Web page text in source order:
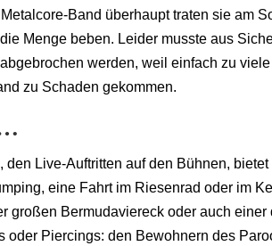
Band überhaupt traten sie am
Menge beben. Leider musste aus
abgebrochen werden, weil einfach zu
zu Schaden gekommen.
Live-Auftritten auf den Bühnen,
eine Fahrt im Riesenrad oder im
großen Bermudaviereck oder auch einer
oder Piercings: den Bewohnern des